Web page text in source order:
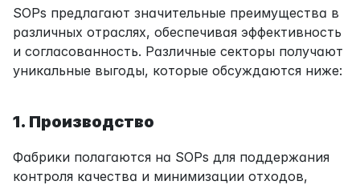
SOPs предлагают значительные преимущества в
различных отраслях, обеспечивая эффективность
и согласованность. Различные секторы получают
уникальные выгоды, которые обсуждаются ниже:
1. Производство
Фабрики полагаются на SOPs для поддержания
контроля качества и минимизации отходов,